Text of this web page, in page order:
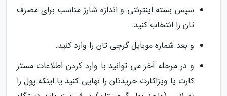
سپس بسته اینترنتی و اندازه شارژ مناسب برای مصرف
تان را انتخاب کنید.
و بعد شماره موبایل گرجی تان را وارد کنید.
و در مرحله آخر می توانید با وارد کردن اطلاعات مستر
کارت یا ویزاکارت خریدتان را نهایی کنید یا اینکه پول را